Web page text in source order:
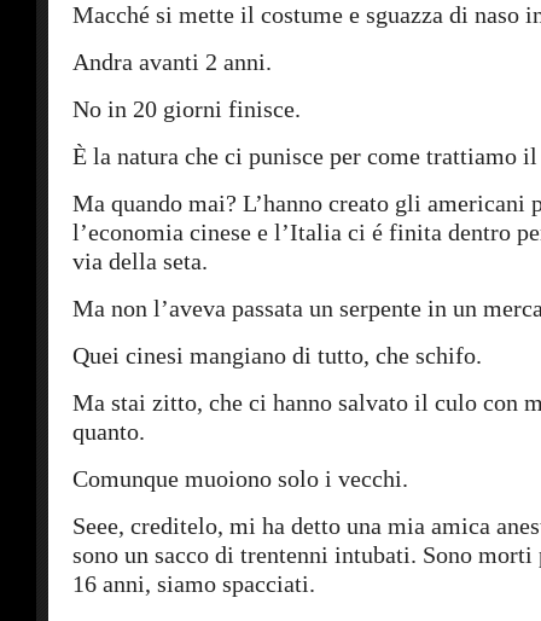
Macché si mette il costume e sguazza di naso
Andra avanti 2 anni.
No in 20 giorni finisce.
È la natura che ci punisce per come trattiamo
Ma quando mai? L’hanno creato gli americani
l’economia cinese e l’Italia ci é finita dentro
via della seta.
Ma non l’aveva passata un serpente in un
Quei cinesi mangiano di tutto, che schifo.
Ma stai zitto, che ci hanno salvato il culo con
quanto.
Comunque muoiono solo i vecchi.
Seee, creditelo, mi ha detto una mia amica
sono un sacco di trentenni intubati. Sono morti
16 anni, siamo spacciati.